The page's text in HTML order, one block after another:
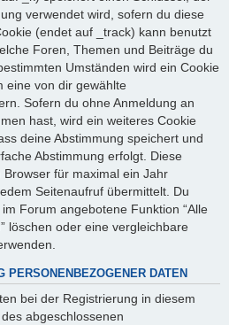
verwendet wird, sofern du diese
(endet auf _track) kann benutzt
Foren, Themen und Beiträge du
Umständen wird ein Cookie
eine von dir gewählte
Sofern du ohne Anmeldung an
hast, wird ein weiteres Cookie
deine Abstimmung speichert und
Abstimmung erfolgt. Diese
für maximal ein Jahr
Seitenaufruf übermittelt. Du
Forum angebotene Funktion “Alle
löschen oder eine vergleichbare
PERSONENBEZOGENER DATEN
bei der Registrierung in diesem
abgeschlossenen